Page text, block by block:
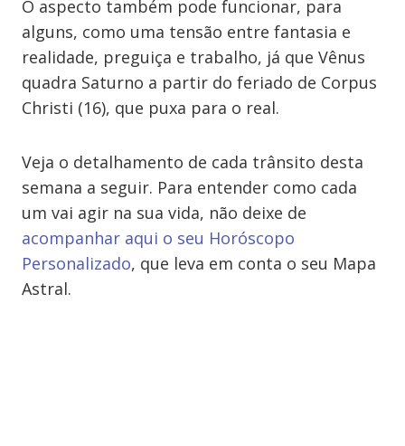
O aspecto também pode funcionar, para
alguns, como uma tensão entre fantasia e
realidade, preguiça e trabalho, já que Vênus
quadra Saturno a partir do feriado de Corpus
Christi (16), que puxa para o real.
Veja o detalhamento de cada trânsito desta
semana a seguir. Para entender como cada
um vai agir na sua vida, não deixe de
acompanhar aqui o seu Horóscopo
Personalizado, que leva em conta o seu Mapa
Astral.